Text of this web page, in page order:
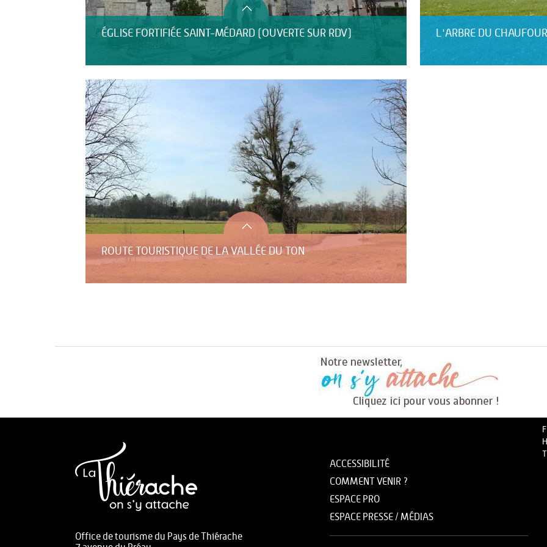
ÉGLISE FORTIFIÉE SAINT-MÉDARD (OUVERTE SUR RDV) L'ARBRE DU CHAUFOUR
ROUTE TOURISTIQUE DE LA VALLÉE DU TON
Office de tourisme du Pays de Thiérache
ACCESSIBILITÉ
COMMENT VENIR ?
ESPACE PRO
ESPACE PRESSE / MÉDIAS